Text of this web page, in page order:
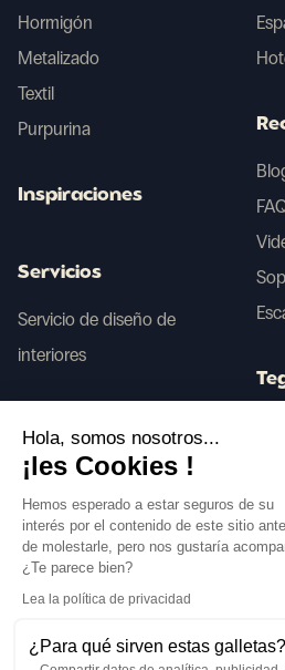
Síguenos
Hormigón
Metalizado
Textil
Purpurina
Inspiraciones
Servicios
Servicio de diseño de
interiores
Hola, somos nosotros...
¡les Cookies !
Hemos esperado a estar seguros de su
interés por el contenido de este sitio
de molestarle, pero nos gustaría
¿Te parece bien?
Lea la política de privacidad
¿Para qué sirven estas galletas?